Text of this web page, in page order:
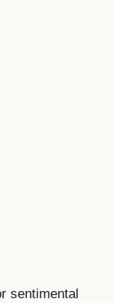
sentimental